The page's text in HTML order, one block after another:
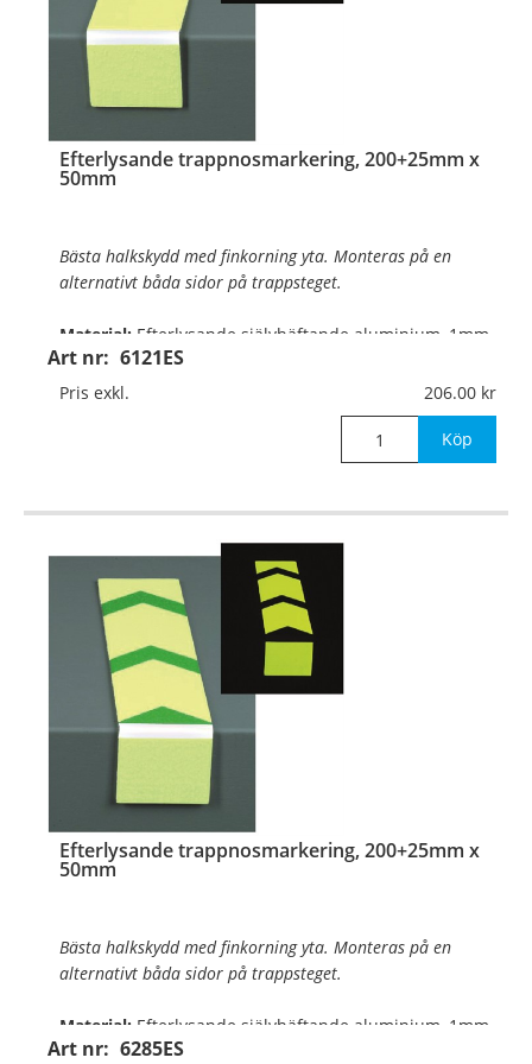
Efterlysande trappnosmarkering, 200+25mm x
50mm
Art nr: 6121ES
Bästa halkskydd med finkorning yta. Monteras på en
alternativt båda sidor på trappsteget.
Material: Efterlysande självhäftande aluminium, 1mm
Mått:200x25mm x 50mm (bredd)
Pris exkl. 206.00
Köp
Efterlysande trappnosmarkering, 200+25mm x
50mm
Art nr: 6285ES
Bästa halkskydd med finkorning yta. Monteras på en
alternativt båda sidor på trappsteget.
Material: Efterlysande självhäftande aluminium, 1mm